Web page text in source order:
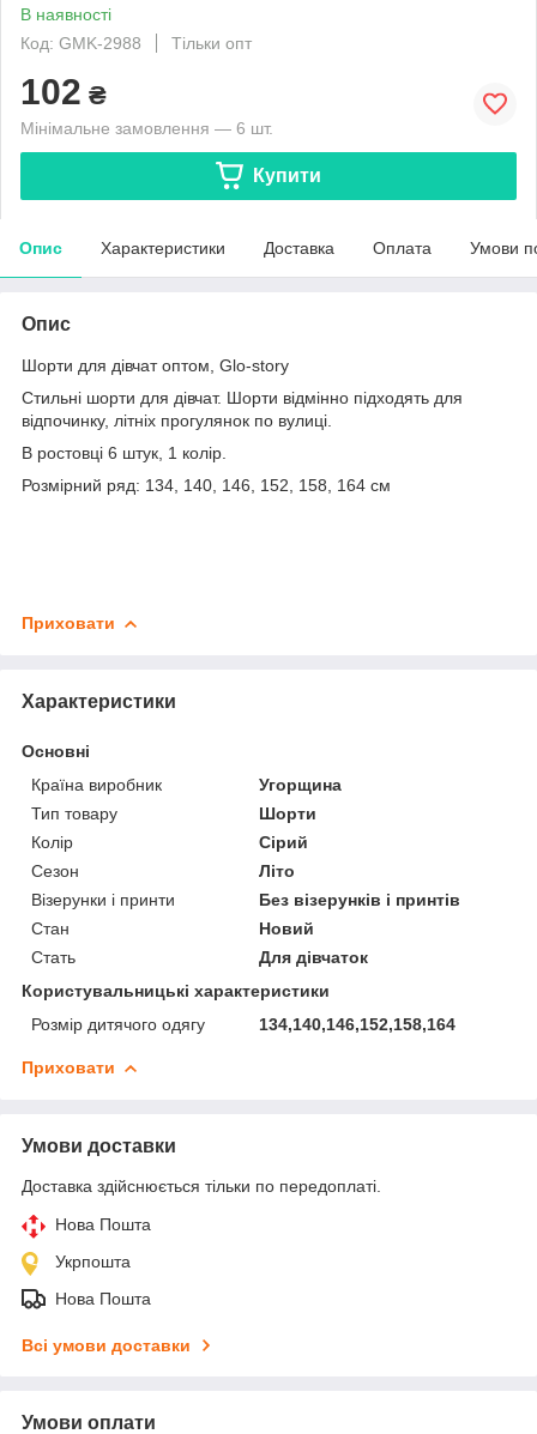
В наявності
Код: GMK-2988
Тільки опт
102 ₴
Мінімальне замовлення — 6 шт.
Купити
Опис Характеристики Доставка Оплата Умови
Опис
Шорти для дівчат оптом, Glo-story
Стильні шорти для дівчат. Шорти відмінно підходять для
відпочинку, літніх прогулянок по вулиці.
В ростовці 6 штук, 1 колір.
Розмірний ряд: 134, 140, 146, 152, 158, 164 см
Приховати
Характеристики
Основні
Країна виробник
Угорщина
Тип товару
Шорти
Колір
Сірий
Сезон
Літо
Візерунки і принти
Без візерунків і принтів
Стан
Новий
Стать
Для дівчаток
Користувальницькі характеристики
Розмір дитячого одягу
134,140,146,152,158,164
Приховати
Умови доставки
Доставка здійснюється тільки по передоплаті.
Нова Пошта
Укрпошта
Нова Пошта
Всі умови доставки
Умови оплати